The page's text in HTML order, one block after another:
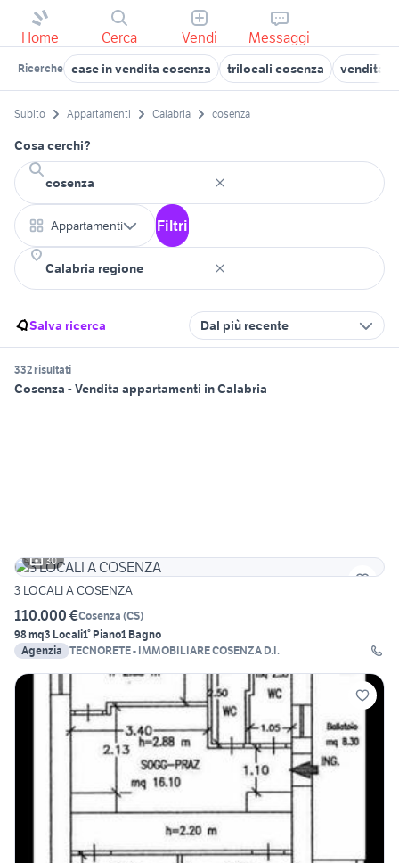
Home Cerca Vendi Messaggi
Ricerche case in vendita cosenza trilocali cosenza vendita
Subito Appartamenti Calabria cosenza
Cosa cerchi?
Appartamenti Filtri
Salva ricerca Dal più recente
332 risultati
Cosenza - Vendita appartamenti in Calabria
30
3 LOCALI A COSENZA
110.000 €Cosenza (CS)
98 mq3 Locali1° Piano1 Bagno
Agenzia TECNORETE - IMMOBILIARE COSENZA D.I.